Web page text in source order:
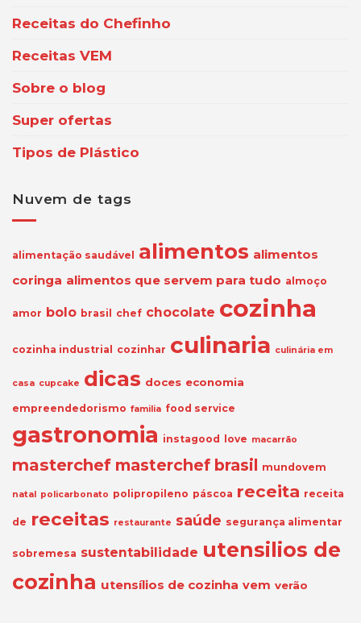
Receitas do Chefinho
Receitas VEM
Sobre o blog
Super ofertas
Tipos de Plástico
Nuvem de tags
alimentação saudável alimentos alimentos
coringa alimentos que servem para tudo almoço
amor bolo brasil chef chocolate cozinha
cozinha industrial cozinhar culinaria culinária em
casa cupcake dicas doces economia
empreendedorismo familia food service
gastronomia instagood love macarrão
masterchef masterchef brasil mundovem
natal policarbonato polipropileno páscoa receita receita
de receitas restaurante saúde segurança alimentar
sobremesa sustentabilidade utensilios de
cozinha utensílios de cozinha vem verão